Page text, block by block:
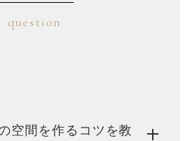
question
空間を作るコツを教